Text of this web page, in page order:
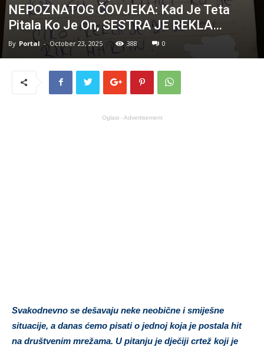
NEPOZNATOG ČOVJEKA: Kad Je Teta
Pitala Ko Je On, SESTRA JE REKLA…
By Portal - October 23, 2025 388 0
Oglasi - Advertisement
Svakodnevno se dešavaju neke neobične i smiješne
situacije, a danas ćemo pisati o jednoj koja je postala hit
na društvenim mrežama. U pitanju je dječiji crtež koji je